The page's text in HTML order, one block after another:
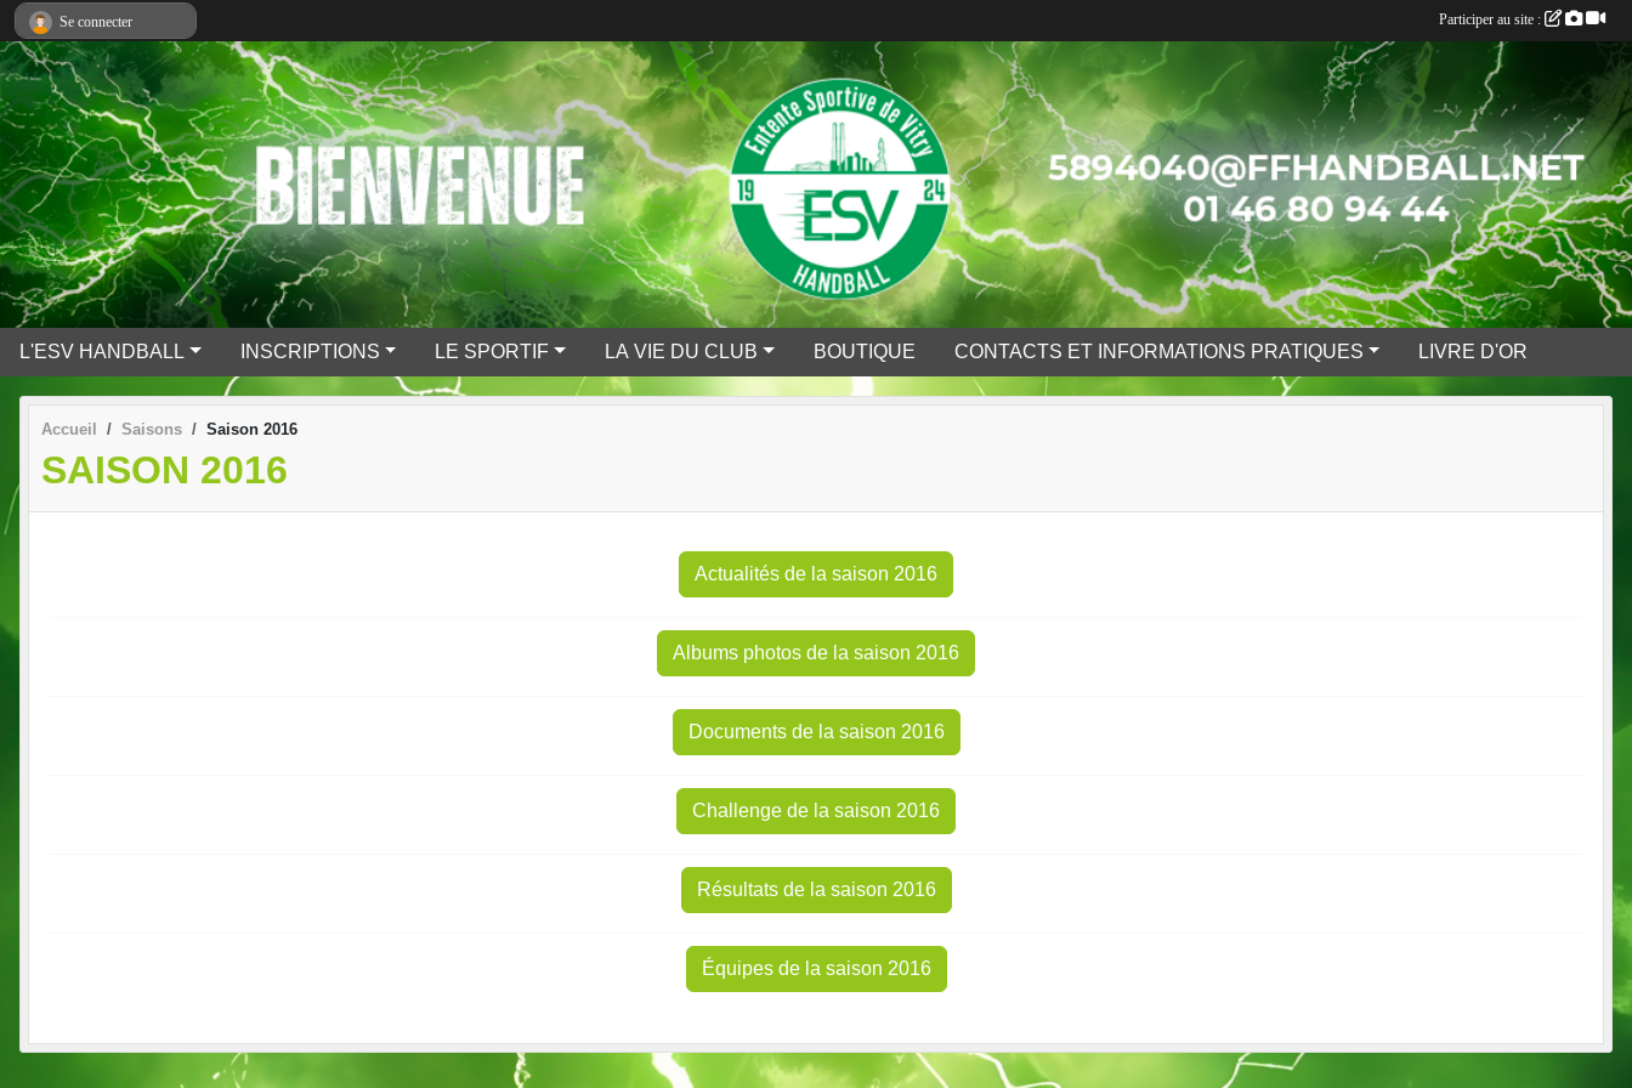
L'ESV HANDBALL INSCRIPTIONS LE SPORTIF LA VIE DU CLUB BOUTIQUE CONTACTS ET INFORMATIONS PRATIQUES LIVRE D'OR
Accueil Saisons Saison 2016
SAISON 2016
Actualités de la saison 2016
Albums photos de la saison 2016
Documents de la saison 2016
Challenge de la saison 2016
Résultats de la saison 2016
Équipes de la saison 2016
Se connecter Participer au site :
Panneau de gestion des cookies